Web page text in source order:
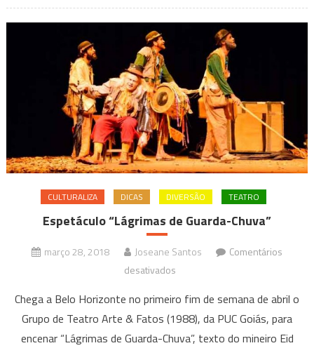
CULTURALIZA DICAS DIVERSÃO TEATRO
Espetáculo “Lágrimas de Guarda-Chuva”
março 28, 2018 Joseane Santos
Comentários
desativados
“Lágrimas
de
Guarda-
Chega a Belo Horizonte no primeiro fim de semana de abril o
Grupo de Teatro Arte & Fatos (1988), da PUC Goiás, para
encenar “Lágrimas de Guarda-Chuva”, texto do mineiro Eid